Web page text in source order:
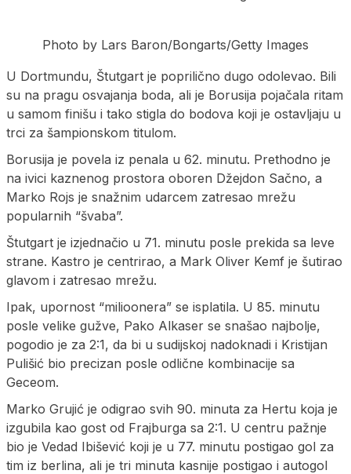
Photo by Lars Baron/Bongarts/Getty Images
U Dortmundu, Štutgart je poprilično dugo odolevao. Bili
su na pragu osvajanja boda, ali je Borusija pojačala ritam
u samom finišu i tako stigla do bodova koji je ostavljaju u
trci za šampionskom titulom.
Borusija je povela iz penala u 62. minutu. Prethodno je
na ivici kaznenog prostora oboren Džejdon Sačno, a
Marko Rojs je snažnim udarcem zatresao mrežu
popularnih “švaba”.
Štutgart je izjednačio u 71. minutu posle prekida sa leve
strane. Kastro je centrirao, a Mark Oliver Kemf je šutirao
glavom i zatresao mrežu.
Ipak, upornost “milioonera” se isplatila. U 85. minutu
posle velike gužve, Pako Alkaser se snašao najbolje,
pogodio je za 2:1, da bi u sudijskoj nadoknadi i Kristijan
Pulišić bio precizan posle odlične kombinacije sa
Geceom.
Marko Grujić je odigrao svih 90. minuta za Hertu koja je
izgubila kao gost od Frajburga sa 2:1. U centru pažnje
bio je Vedad Ibišević koji je u 77. minutu postigao gol za
tim iz berlina, ali je tri minuta kasnije postigao i autogol